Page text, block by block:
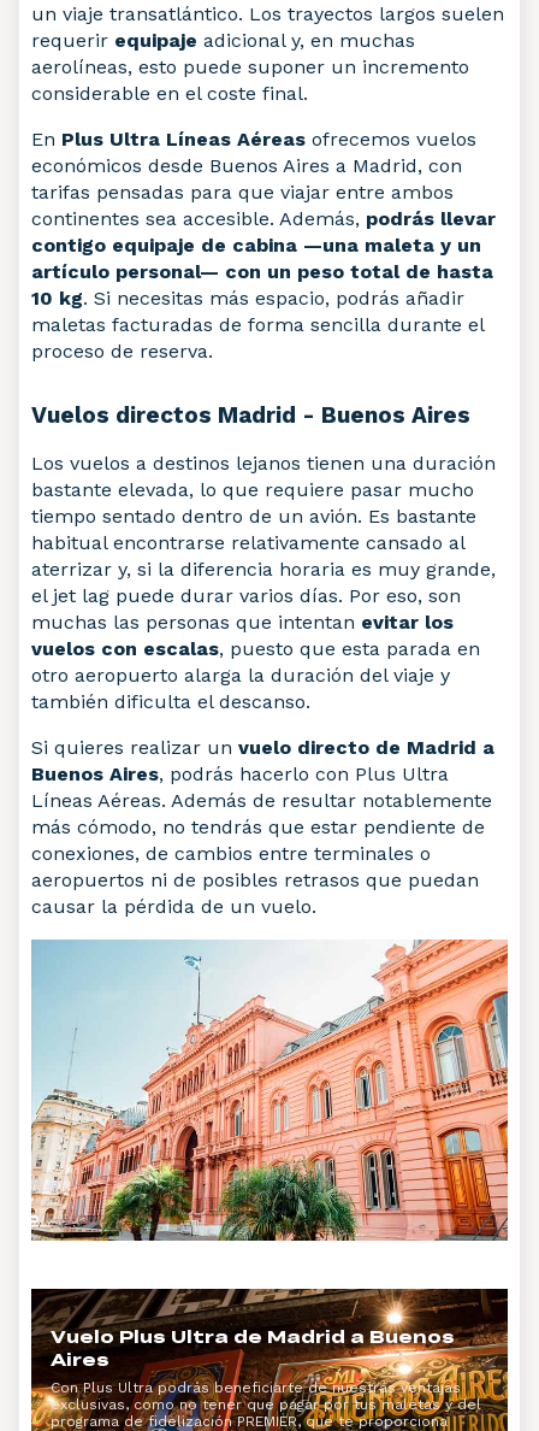
un viaje transatlántico. Los trayectos largos suelen
requerir equipaje adicional y, en muchas
aerolíneas, esto puede suponer un incremento
considerable en el coste final.
En Plus Ultra Líneas Aéreas ofrecemos vuelos
económicos desde Buenos Aires a Madrid, con
tarifas pensadas para que viajar entre ambos
continentes sea accesible. Además, podrás llevar
contigo equipaje de cabina —una maleta y un
artículo personal— con un peso total de hasta
10 kg. Si necesitas más espacio, podrás añadir
maletas facturadas de forma sencilla durante el
proceso de reserva.
Vuelos directos Madrid - Buenos Aires
Los vuelos a destinos lejanos tienen una duración
bastante elevada, lo que requiere pasar mucho
tiempo sentado dentro de un avión. Es bastante
habitual encontrarse relativamente cansado al
aterrizar y, si la diferencia horaria es muy grande,
el jet lag puede durar varios días. Por eso, son
muchas las personas que intentan evitar los
vuelos con escalas, puesto que esta parada en
otro aeropuerto alarga la duración del viaje y
también dificulta el descanso.
Si quieres realizar un vuelo directo de Madrid a
Buenos Aires, podrás hacerlo con Plus Ultra
Líneas Aéreas. Además de resultar notablemente
más cómodo, no tendrás que estar pendiente de
conexiones, de cambios entre terminales o
aeropuertos ni de posibles retrasos que puedan
causar la pérdida de un vuelo.
Vuelo Plus Ultra de Madrid a Buenos
Aires
Con Plus Ultra podrás beneficiarte de nuestras ventajas
exclusivas, como no tener que pagar por tus maletas y del
programa de fidelización PREMIER, que te proporciona